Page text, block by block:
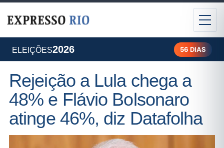
ELEIÇÕES2026 56 DIAS
Rejeição a Lula chega a
48% e Flávio Bolsonaro
atinge 46%, diz Datafolha